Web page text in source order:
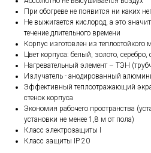
При обогреве не появится ни каких
Не выжигается кислород, а это
течение длительного времени
Корпус изготовлен из теплостойкого
Цвет корпуса: белый, золото, серебро,
Нагревательный элемент – ТЭН
Излучатель - анодированный
Эффективный теплоотражающий
стенок корпуса
Экономия рабочего пространства
установки не менее 1,8 м от пола)
Класс электрозащиты I
Класс защиты IP 20